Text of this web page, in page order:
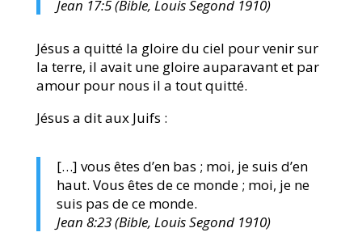
Jean 17:5 (Bible, Louis Segond 1910)
Jésus a quitté la gloire du ciel pour venir sur
la terre, il avait une gloire auparavant et par
amour pour nous il a tout quitté.
Jésus a dit aux Juifs :
[…] vous êtes d’en bas ; moi, je suis d’en
haut. Vous êtes de ce monde ; moi, je ne
suis pas de ce monde.
Jean 8:23 (Bible, Louis Segond 1910)